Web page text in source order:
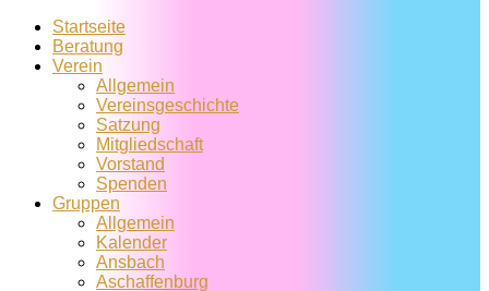
Startseite
Beratung
Verein
Allgemein
Vereins­geschichte
Satzung
Mitglied­schaft
Vorstand
Spenden
Gruppen
Allgemein
Kalender
Ansbach
Aschaffenburg